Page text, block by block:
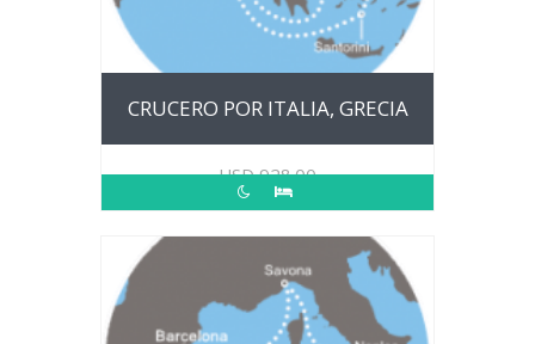
CRUCERO POR ITALIA, GRECIA
USD928.00